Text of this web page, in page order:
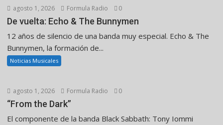
agosto 1, 2026 Formula Radio 0
De vuelta: Echo & The Bunnymen
12 años de silencio de una banda muy especial. Echo & The
Bunnymen, la formación de...
Noticias Musicales
agosto 1, 2026 Formula Radio 0
“From the Dark”
El componente de la banda Black Sabbath: Tony Iommi